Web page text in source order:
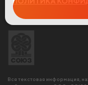
Вся текстовая информация,